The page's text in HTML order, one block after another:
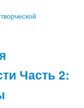
Часть 2: